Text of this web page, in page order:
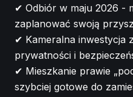
✔ Odbiór w maju 2026 -
zaplanować swoją
✔ Kameralna inwestycja
prywatności i
✔ Mieszkanie prawie
szybciej gotowe do